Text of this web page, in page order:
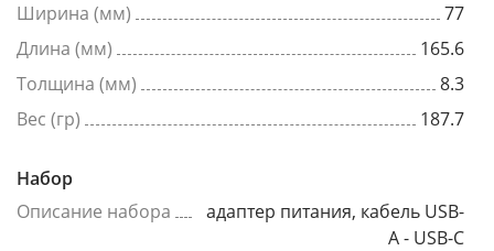
Ширина (мм)
77
Длина (мм)
165.6
Толщина (мм)
8.3
Вес (гр)
187.7
Набор
Описание набора
адаптер питания, кабель USB-
A - USB-C